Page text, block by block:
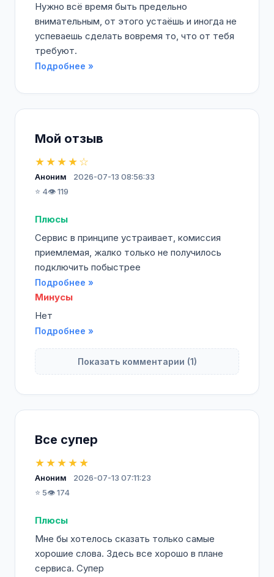
Нужно всё время быть предельно
внимательным, от этого устаёшь и иногда не
успеваешь сделать вовремя то, что от тебя
требуют.
Подробнее »
Мой отзыв
★★★★☆
Аноним
2026-07-13 08:56:33
⭐ 4👁️ 119
Плюсы
Сервис в принципе устраивает, комиссия
приемлемая, жалко только не получилось
подключить побыстрее
Подробнее »
Минусы
Нет
Подробнее »
Показать комментарии (1)
Все супер
★★★★★
Аноним
2026-07-13 07:11:23
⭐ 5👁️ 174
Плюсы
Мне бы хотелось сказать только самые
хорошие слова. Здесь все хорошо в плане
сервиса. Супер